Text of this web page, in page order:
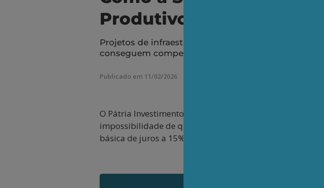
Produtivo no Brasil
Projetos de infraestrutura, que exigem capital
conseguem competir com a renda fixa
Publicado em 11/02/2026
O Pátria Investimentos, uma das maiores gestoras de
impossibilidade de qualquer solução de mercado para
básica de juros a 15%.